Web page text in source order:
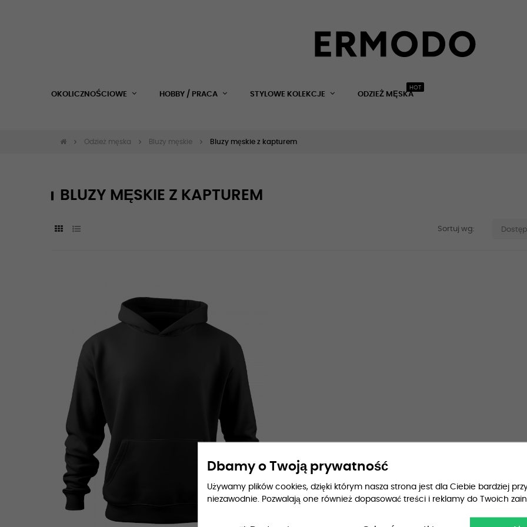
OKOLICZNOŚCIOWE HOBBY / PRACA STYLOWE KOLEKCJE ODZIEŻ MĘSKA
HOT
Odzież męska Bluzy męskie Bluzy męskie z kapturem
BLUZY MĘSKIE Z KAPTUREM
Sortuj wg:
Dbamy o Twoją prywatność
Używamy plików cookies, dzięki którym nasza strona jest dla Ciebie bardziej
niezawodnie. Pozwalają one również dopasować treści i reklamy do Twoich